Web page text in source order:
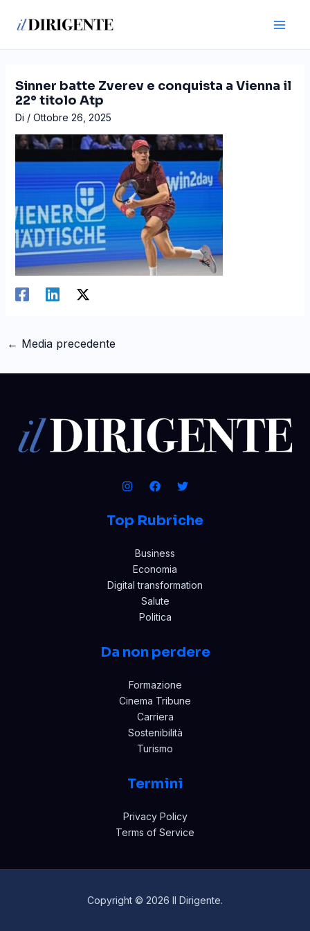
Sinner batte Zverev e conquista a Vienna il
22° titolo Atp
Di / Ottobre 26, 2025
articoli
← Media precedente
Top Rubriche
Business
Economia
Digital transformation
Salute
Politica
Da non perdere
Formazione
Cinema Tribune
Carriera
Sostenibilità
Turismo
Termini
Privacy Policy
Terms of Service
Copyright © 2026 Il Dirigente.